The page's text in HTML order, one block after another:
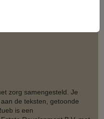
zorg samengesteld. Je
de teksten, getoonde
is een